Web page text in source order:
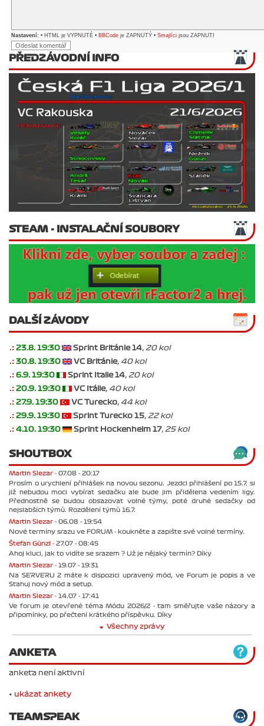
Nastavení: • HTML je VYPNUTÉ • BBCode je ZAPNUTÝ • Smajlíci jsou ZAPNUTI
PŘEDZÁVODNÍ INFO
STEAM - INSTALAČNÍ SOUBORY
DALŠÍ ZÁVODY
.: 23.8. 19:30 Sprint Británie 14, 20 kol
.: 30.8. 19:30 VC Británie, 40 kol
.: 6.9. 19:30 Sprint Italie 14, 20 kol
.: 20.9. 19:30 VC Itálie, 40 kol
.: 27.9. 19:30 VC Turecko, 44 kol
.: 29.9. 19:30 Sprint Turecko 15, 22 kol
.: 4.10. 19:30 Sprint Hockenheim 17, 25 kol
SHOUTBOX
Martin Slezar - 07.08 - 20:17
Prosím o urychlení přihlášek na novou sezonu. Jezdci přihlášení po 15.7. si
již nebudou moci vybírat sedačku ale bude jim přidělena vedením ligy.
Přednostně se budou obsazovat volné týmy, poté druhé sedačky od
nejslabších týmů. Rozdělení týmů 16.7.
Martin Slezar - 06.08 - 19:54
Nové termíny srazu ve FORUM - koukněte a zapište své volné termíny.
Štefan Günzl - 27.07 - 08:45
Ahoj kluci, jak to vidíte se srazem ? Už je nějaký termín? Díky
Martin Slezar - 19.07 - 19:31
Na SERVERU 2 máte k dispozici upravený mód, ve Forum je popis a ve
Stahuj nový mód a setup.
Martin Slezar - 14.07 - 17:41
Ve forum je otevřené téma Módu 2026/2 - tam směřujte vaše názory a
připomínky, po přečtení krátkého příspěvku. Díky
Všechny zprávy
ANKETA
anketa není aktivní
• ukázat ankety
TEAMSPEAK